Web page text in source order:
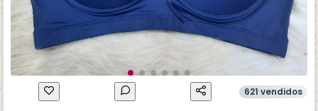
621 vendidos